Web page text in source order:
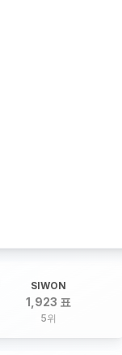
SIWON
1,923 표
5위